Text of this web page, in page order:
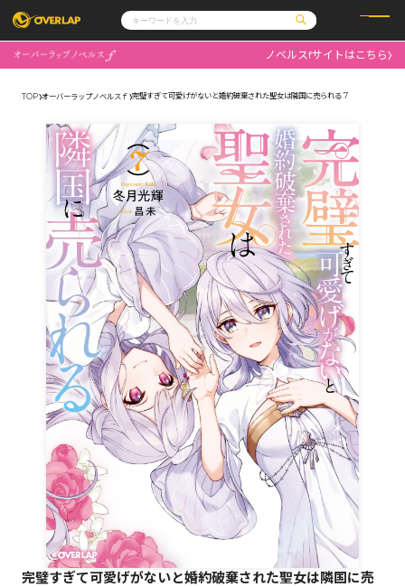
コミックガルド
コミッククリエ
文庫
ノベルス
その他
コミックエッセイ
ポケットモンスター
アニメ
ゲーム
通販・NEWS
OVERLAP STORE
オーバーラップ広報室
企業
会社概要
採用情報
アクセス
オーバーラップホールディングス
お問い合わせはこちら
オーバーラップ文庫
オーバーラップノベルス
オーバーラップノベルスf
ロサージュノベルス
コミックガルド
ノベルスfサイトはこちら
TOP オーバーラップノベルスｆ 完璧すぎて可愛げがないと婚約破棄された聖女は隣国に売られる 7
完璧すぎて可愛げがないと婚約破棄された聖女は隣国に売